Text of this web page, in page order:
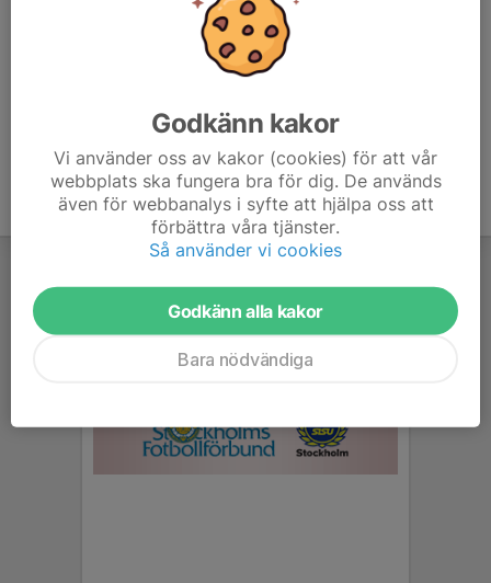
Godkänn kakor
Vi använder oss av kakor (cookies) för att vår
webbplats ska fungera bra för dig. De används
även för webbanalys i syfte att hjälpa oss att
förbättra våra tjänster.
Så använder vi cookies
Godkänn alla kakor
Bara nödvändiga